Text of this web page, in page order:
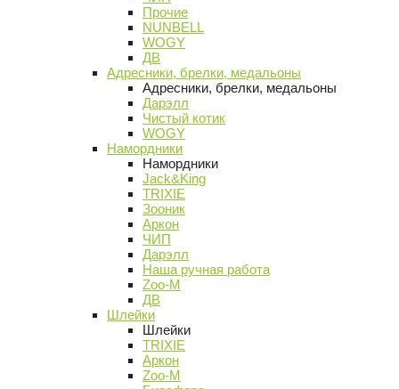
Прочие
NUNBELL
WOGY
ДВ
Адресники, брелки, медальоны
Адресники, брелки, медальоны
Дарэлл
Чистый котик
WOGY
Намордники
Намордники
Jack&King
TRIXIE
Зооник
Аркон
ЧИП
Дарэлл
Наша ручная работа
Zoo-M
ДВ
Шлейки
Шлейки
TRIXIE
Аркон
Zoo-M